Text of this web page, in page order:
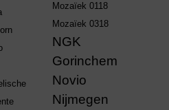
Mozaïek 0118
Mozaïek 0318
NGK
Gorinchem
Novio
Nijmegen